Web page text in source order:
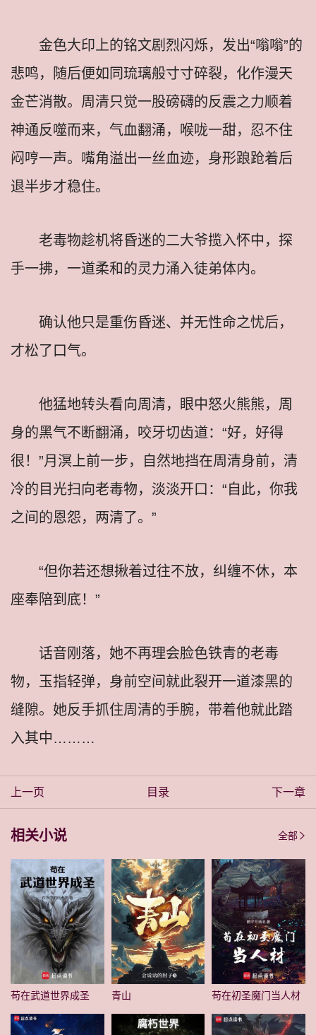
金色大印上的铭文剧烈闪烁，发出“嗡嗡”的
悲鸣，随后便如同琉璃般寸寸碎裂，化作漫天
金芒消散。周清只觉一股磅礴的反震之力顺着
神通反噬而来，气血翻涌，喉咙一甜，忍不住
闷哼一声。嘴角溢出一丝血迹，身形踉跄着后
退半步才稳住。
老毒物趁机将昏迷的二大爷揽入怀中，探
手一拂，一道柔和的灵力涌入徒弟体内。
确认他只是重伤昏迷、并无性命之忧后，
才松了口气。
他猛地转头看向周清，眼中怒火熊熊，周
身的黑气不断翻涌，咬牙切齿道：“好，好得
很！”月溟上前一步，自然地挡在周清身前，清
冷的目光扫向老毒物，淡淡开口：“自此，你我
之间的恩怨，两清了。”
“但你若还想揪着过往不放，纠缠不休，本
座奉陪到底！”
话音刚落，她不再理会脸色铁青的老毒
物，玉指轻弹，身前空间就此裂开一道漆黑的
缝隙。她反手抓住周清的手腕，带着他就此踏
入其中………
上一页 目录 下一章
相关小说 全部
苟在武道世界成圣 青山 苟在初圣魔门当人材